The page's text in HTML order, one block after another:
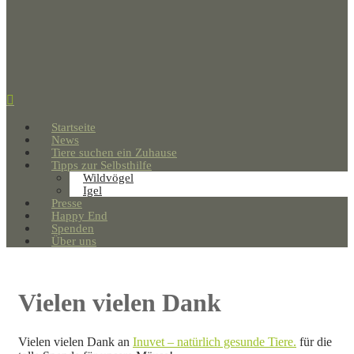
Startseite
News
Tiere suchen ein Zuhause
Tipps zur Selbsthilfe
Wildvögel
Igel
Presse
Happy End
Spenden
Über uns
Vielen vielen Dank
Vielen vielen Dank an Inuvet – natürlich gesunde Tiere. für die